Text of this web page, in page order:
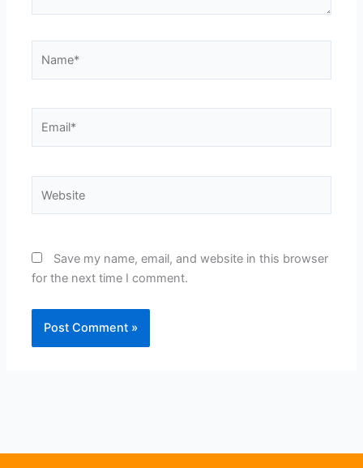
Save my name, email, and website in this browser
for the next time I comment.